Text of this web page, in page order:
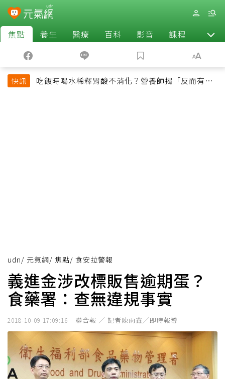
焦點 養生 醫療 百科 影音 課程 退休
快訊
吃飯時喝水稀釋胃酸不消化？營養師揭「反而有好
udn/ 元氣網/ 焦點/ 食安拉警報
義進金涉改標販售逾期蛋？
食藥署：查無違規事實
2018-10-09 17:09:16 聯合報 ／ 記者陳雨鑫╱即時報導